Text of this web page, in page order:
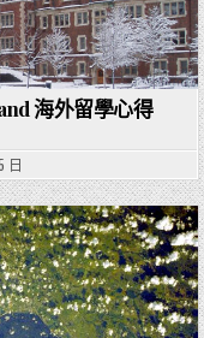
海外留學心得
日